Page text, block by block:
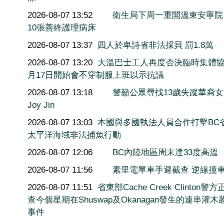
2026-08-07 13:52
衛生局下周一重開溫東安寧
10張善終護理病床
2026-08-07 13:37 四人於卑詩省非法採貝 罰1.8萬
2026-08-07 13:20 大溫巴士工人再度否決臨時集體
月17日開始會不穿制服上班以示抗議
2026-08-07 13:18
警籲公眾尋找13歲失蹤華裔
Joy Jin
2026-08-07 13:03 本國與多國執法人員合作打擊BC
太平洋海域非法捕魚行動
2026-08-07 12:06
BC內陸地區周末達33度高溫
2026-08-07 11:56
素里電單車手避截查 逆線撞
2026-08-07 11:51 省東部Cache Creek Clinton警方
查今個星期在Shuswap及Okanagan發生的連串灌木
事件